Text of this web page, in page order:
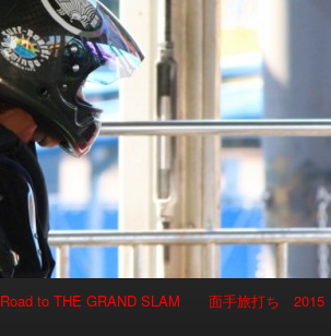
Road to THE GRAND SLAM 面手旅打ち 2015